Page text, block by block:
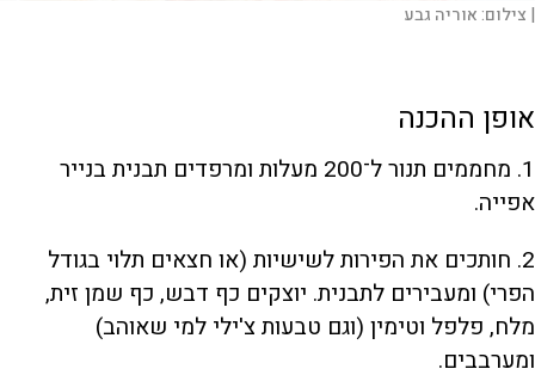
| צילום:אוריה גבע | צילום:אוריה גבע
אופן ההכנה
1. מחממים תנור ל־200 מעלות ומרפדים תבנית בנייר
אפייה.
2. חותכים את הפירות לשישיות (או חצאים תלוי בגודל
הפרי) ומעבירים לתבנית. יוצקים כף דבש, כף שמן זית,
מלח, פלפל וטימין (וגם טבעות צ'ילי למי שאוהב)
ומערבבים.